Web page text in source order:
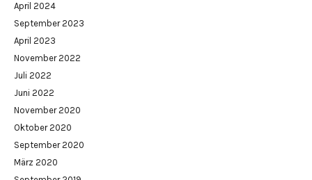
April 2024
September 2023
April 2023
November 2022
Juli 2022
Juni 2022
November 2020
Oktober 2020
September 2020
März 2020